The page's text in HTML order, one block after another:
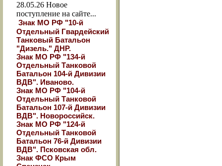
28.05.26 Новое
поступление на сайте...
Знак МО РФ "10-й
Отдельный Гвардейский
Танковый Батальон
"Дизель." ДНР.
Знак МО РФ "134-й
Отдельный Танковой
Батальон 104-й Дивизии
ВДВ". Иваново.
Знак МО РФ "104-й
Отдельный Танковой
Батальон 107-й Дивизии
ВДВ". Новороссийск.
Знак МО РФ "124-й
Отдельный Танковой
Батальон 76-й Дивизии
ВДВ". Псковская обл.
Знак ФСО Крым